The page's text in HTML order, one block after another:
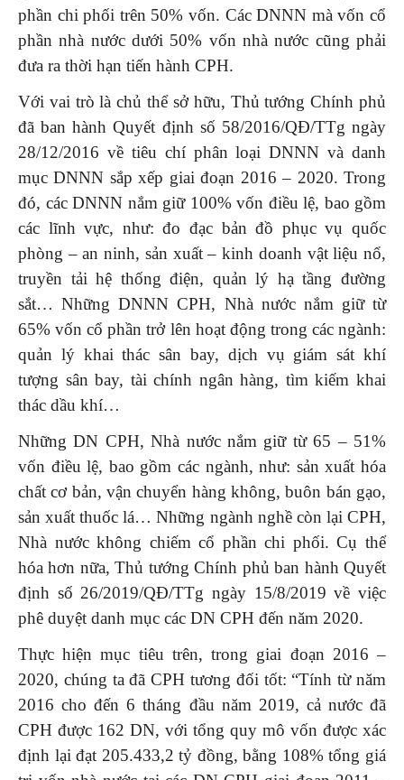
phần chi phối trên 50% vốn. Các DNNN mà vốn cổ
phần nhà nước dưới 50% vốn nhà nước cũng phải
đưa ra thời hạn tiến hành CPH.
Với vai trò là chủ thể sở hữu, Thủ tướng Chính phủ
đã ban hành Quyết định số 58/2016/QĐ/TTg ngày
28/12/2016 về tiêu chí phân loại DNNN và danh
mục DNNN sắp xếp giai đoạn 2016 – 2020. Trong
đó, các DNNN nắm giữ 100% vốn điều lệ, bao gồm
các lĩnh vực, như: đo đạc bản đồ phục vụ quốc
phòng – an ninh, sản xuất – kinh doanh vật liệu nổ,
truyền tải hệ thống điện, quản lý hạ tầng đường
sắt… Những DNNN CPH, Nhà nước nắm giữ từ
65% vốn cổ phần trở lên hoạt động trong các ngành:
quản lý khai thác sân bay, dịch vụ giám sát khí
tượng sân bay, tài chính ngân hàng, tìm kiếm khai
thác dầu khí…
Những DN CPH, Nhà nước nắm giữ từ 65 – 51%
vốn điều lệ, bao gồm các ngành, như: sản xuất hóa
chất cơ bản, vận chuyển hàng không, buôn bán gạo,
sản xuất thuốc lá… Những ngành nghề còn lại CPH,
Nhà nước không chiếm cổ phần chi phối. Cụ thể
hóa hơn nữa, Thủ tướng Chính phủ ban hành Quyết
định số 26/2019/QĐ/TTg ngày 15/8/2019 về việc
phê duyệt danh mục các DN CPH đến năm 2020.
Thực hiện mục tiêu trên, trong giai đoạn 2016 –
2020, chúng ta đã CPH tương đối tốt: “Tính từ năm
2016 cho đến 6 tháng đầu năm 2019, cả nước đã
CPH được 162 DN, với tổng quy mô vốn được xác
định lại đạt 205.433,2 tỷ đồng, bằng 108% tổng giá